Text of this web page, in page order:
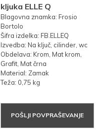
kljuka ELLE Q
Blagovna znamka: Frosio
Bortolo
Šifra izdelka: FB.ELLEQ
Izvedba: Na ključ, cilinder, wc
Obdelava: Krom, Mat krom,
Grafit, Mat črna
Material: Zamak
Teža: 0,75 kg
POŠLJI POVPRAŠEVANJE